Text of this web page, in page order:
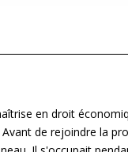
en droit
Avant de rejoindre la